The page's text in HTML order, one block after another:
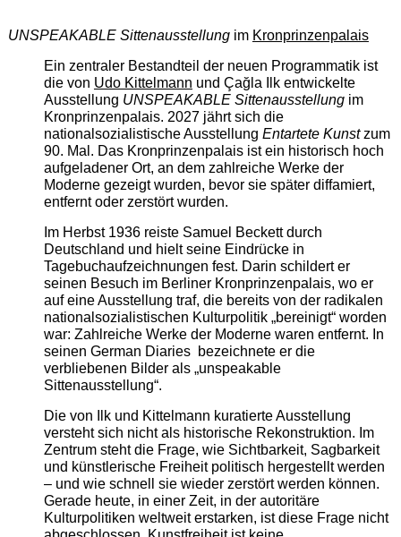
UNSPEAKABLE Sittenausstellungim Kronprinzenpalais
Ein zentraler Bestandteil der neuen Programmatik ist
die von Udo Kittelmann und Çağla Ilk entwickelte
Ausstellung UNSPEAKABLE Sittenausstellungim
Kronprinzenpalais. 2027 jährt sich die
nationalsozialistische Ausstellung Entartete Kunstzum
90. Mal. Das Kronprinzenpalais ist ein historisch hoch
aufgeladener Ort, an dem zahlreiche Werke der
Moderne gezeigt wurden, bevor sie später diffamiert,
entfernt oder zerstört wurden.
Im Herbst 1936 reiste Samuel Beckett durch
Deutschland und hielt seine Eindrücke in
Tagebuchaufzeichnungen fest. Darin schildert er
seinen Besuch im Berliner Kronprinzenpalais, wo er
auf eine Ausstellung traf, die bereits von der radikalen
nationalsozialistischen Kulturpolitik „bereinigt“ worden
war: Zahlreiche Werke der Moderne waren entfernt. In
seinen German Diaries bezeichnete er die
verbliebenen Bilder als „unspeakable
Sittenausstellung“.
Die von Ilk und Kittelmann kuratierte Ausstellung
versteht sich nicht als historische Rekonstruktion. Im
Zentrum steht die Frage, wie Sichtbarkeit, Sagbarkeit
und künstlerische Freiheit politisch hergestellt werden
– und wie schnell sie wieder zerstört werden können.
Gerade heute, in einer Zeit, in der autoritäre
Kulturpolitiken weltweit erstarken, ist diese Frage nicht